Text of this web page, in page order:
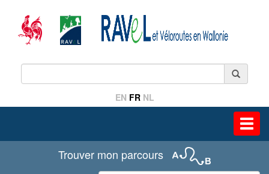
EN FR NL
Trouver mon parcours